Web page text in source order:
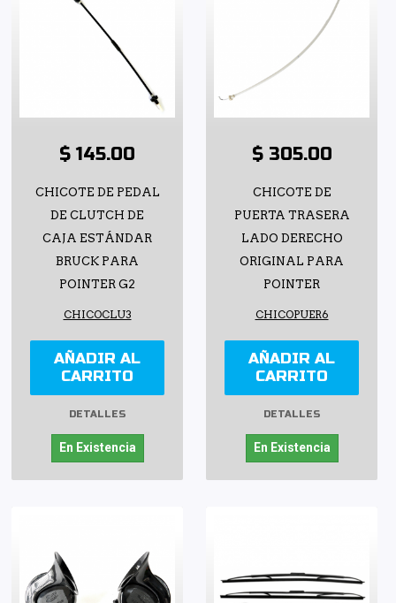
$ 145.00
CHICOTE DE PEDAL
DE CLUTCH DE
CAJA ESTÁNDAR
BRUCK PARA
POINTER G2
CHICOCLU3
AÑADIR AL
CARRITO
DETALLES
En Existencia
$ 305.00
CHICOTE DE
PUERTA TRASERA
LADO DERECHO
ORIGINAL PARA
POINTER
CHICOPUER6
AÑADIR AL
CARRITO
DETALLES
En Existencia